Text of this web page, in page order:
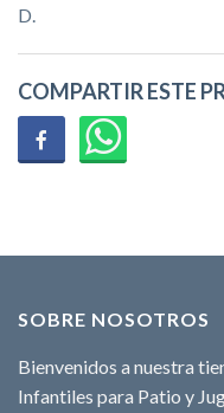
D.
COMPARTIR ESTE
SOBRE NOSOTROS
Bienvenidos a nuestra
Infantiles para Patio y